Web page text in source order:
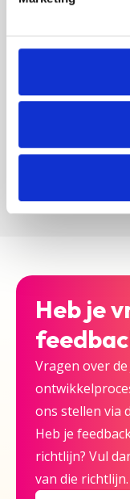
Ik ga
worden
zijn bij deze
Versturen
Heb je
Vragen over
ons stellen via
Heb je
richtlijn? Vul
van die richtlijn.